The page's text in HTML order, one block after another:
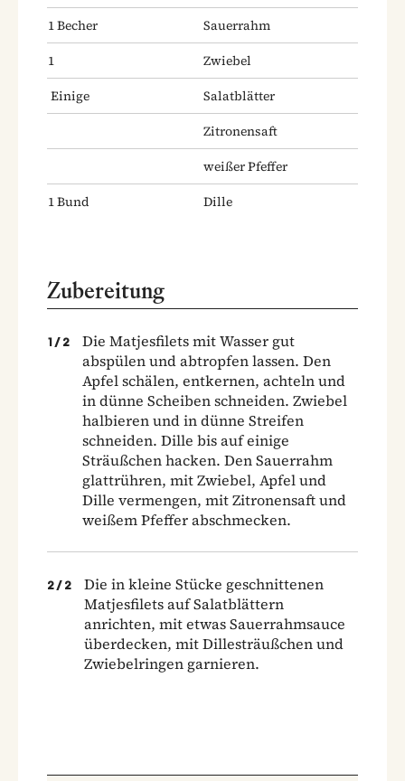
1Becher
Sauerrahm
1
Zwiebel
Einige
Salatblätter
Zitronensaft
weißer Pfeffer
1Bund Dille
Zubereitung
1 / 2
Die Matjesfilets mit Wasser gut
abspülen und abtropfen lassen. Den
Apfel schälen, entkernen, achteln und
in dünne Scheiben schneiden. Zwiebel
halbieren und in dünne Streifen
schneiden. Dille bis auf einige
Sträußchen hacken. Den Sauerrahm
glattrühren, mit Zwiebel, Apfel und
Dille vermengen, mit Zitronensaft und
weißem Pfeffer abschmecken.
2/ 2
Die in kleine Stücke geschnittenen
Matjesfilets auf Salatblättern
anrichten, mit etwas Sauerrahmsauce
überdecken, mit Dillesträußchen und
Zwiebelringen garnieren.